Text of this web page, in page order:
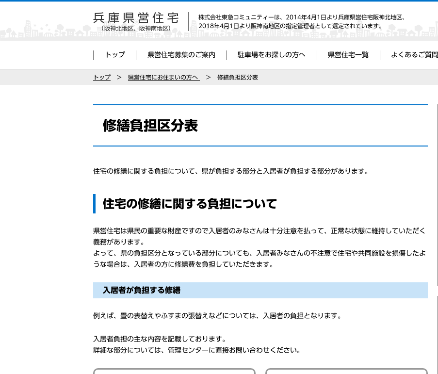
株式会社東急コミュニティーは、2014年4月1日より兵庫県営住宅阪神北地区、
2018年4月1日より阪神南地区の指定管理者として選定されています。
トップ 県営住宅募集のご案内 駐車場をお探しの方へ 県営住宅一覧 よくあるご質問
トップ 県営住宅にお住まいの方へ 修繕負担区分表
修繕負担区分表
住宅の修繕に関する負担について、県が負担する部分と入居者が負担する部分があります。
住宅の修繕に関する負担について
県営住宅は県民の重要な財産ですので入居者のみなさんは十分注意を払って、正常な状態に維持していただく
義務があります。
よって、県の負担区分となっている部分についても、入居者みなさんの不注意で住宅や共同施設を損傷したよ
うな場合は、入居者の方に修繕費を負担していただきます。
入居者が負担する修繕
例えば、畳の表替えやふすまの張替えなどについては、入居者の負担となります。
入居者負担の主な内容を記載しております。
詳細な部分については、管理センターに直接お問い合わせください。